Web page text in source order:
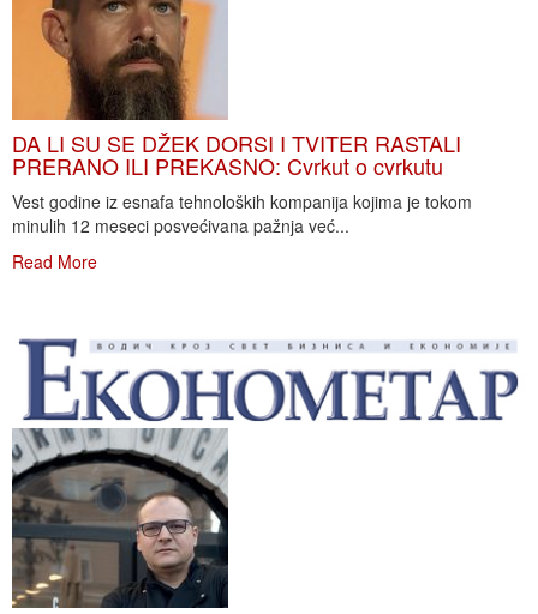
DA LI SU SE DŽEK DORSI I TVITER RASTALI
PRERANO ILI PREKASNO: Cvrkut o cvrkutu
Vest godine iz esnafa tehnoloških kompanija kojima je tokom
minulih 12 meseci posvećivana pažnja već...
Read More